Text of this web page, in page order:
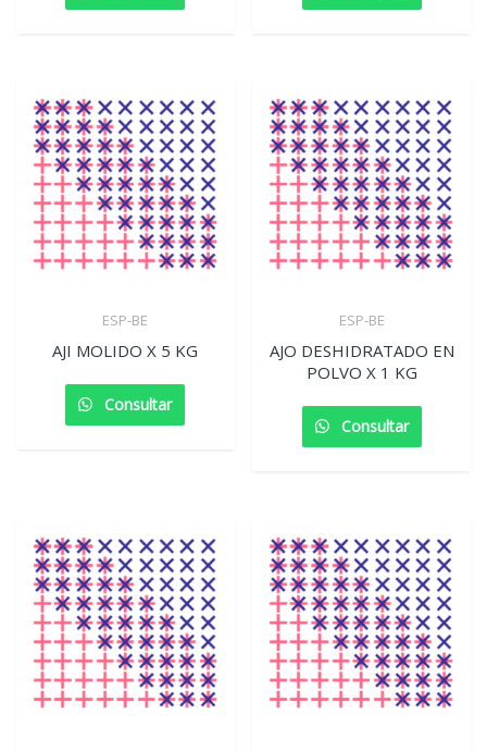
ESP-BE
AJI MOLIDO X 5 KG
Consultar
ESP-BE
AJO DESHIDRATADO EN
POLVO X 1 KG
Consultar